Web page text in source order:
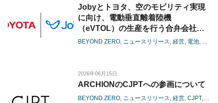
Jobyとトヨタ、空のモビリティ実現
に向け、電動垂直離着陸機
（eVTOL）の生産を行う合弁会社の
設立に着手
BEYOND ZERO ニュースリリース 経営 電池 カー
2026年06月15日
ARCHIONのCJPTへの参画について
BEYOND ZERO ニュースリリース 経営 CJPT